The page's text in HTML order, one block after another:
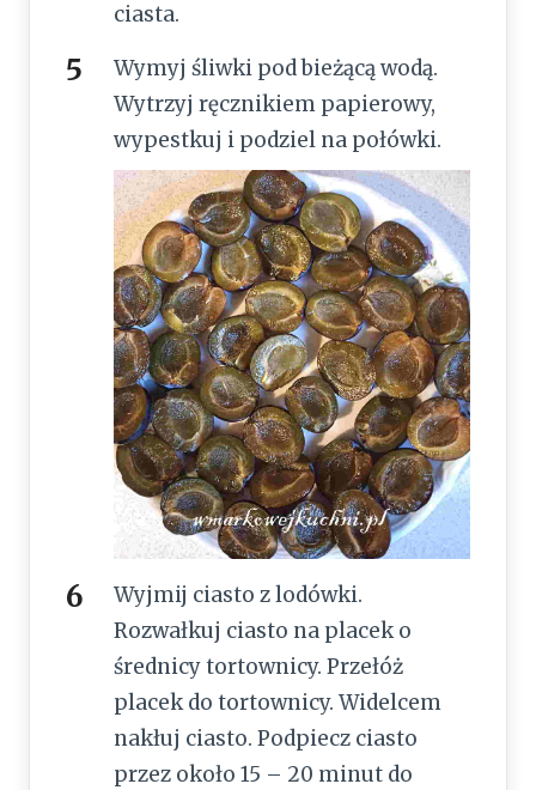
ciasta.
Wymyj śliwki pod bieżącą wodą.
Wytrzyj ręcznikiem papierowy,
wypestkuj i podziel na połówki.
Wyjmij ciasto z lodówki.
Rozwałkuj ciasto na placek o
średnicy tortownicy. Przełóż
placek do tortownicy. Widelcem
nakłuj ciasto. Podpiecz ciasto
przez około 15 – 20 minut do